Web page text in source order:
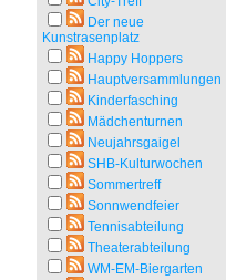
Der neue
Kunstrasenplatz
Happy Hoppers
Hauptversammlungen
Kinderfasching
Mädchenturnen
Neujahrsgaigel
SHB-Kulturwochen
Sommertreff
Sonnwendfeier
Tennisabteilung
Theaterabteilung
WM-EM-Biergarten